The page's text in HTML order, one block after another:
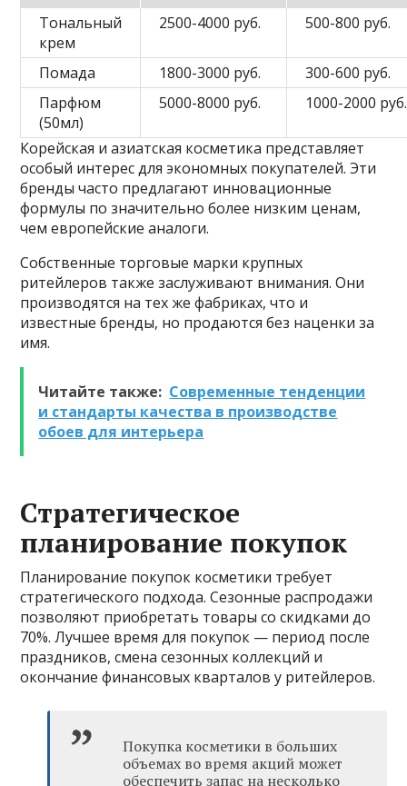
Тональный
крем
2500-4000 руб. 500-800 руб.
Помада 1800-3000 руб.
300-600 руб.
Парфюм
(50мл)
5000-8000 руб. 1000-2000 руб.
Корейская и азиатская косметика представляет
особый интерес для экономных покупателей. Эти
бренды часто предлагают инновационные
формулы по значительно более низким ценам,
чем европейские аналоги.
Собственные торговые марки крупных
ритейлеров также заслуживают внимания. Они
производятся на тех же фабриках, что и
известные бренды, но продаются без наценки за
имя.
Читайте также: Современные тенденции
и стандарты качества в производстве
обоев для интерьера
Стратегическое
планирование покупок
Планирование покупок косметики требует
стратегического подхода. Сезонные распродажи
позволяют приобретать товары со скидками до
70%. Лучшее время для покупок — период после
праздников, смена сезонных коллекций и
окончание финансовых кварталов у ритейлеров.
Покупка косметики в больших
объемах во время акций может
обеспечить запас на несколько